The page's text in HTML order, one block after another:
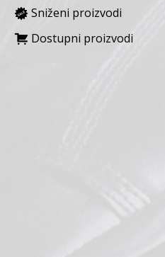
Sniženi proizvodi
Dostupni proizvodi